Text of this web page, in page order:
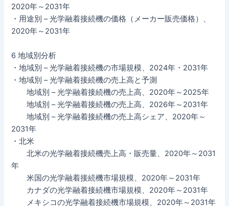
2020年～2031年
・用途別 – 光学融着接続機の価格（メーカー販売価格）、
2020年～2031年
6 地域別分析
・地域別 – 光学融着接続機の市場規模、2024年・2031年
・地域別 – 光学融着接続機の売上高と予測
地域別 – 光学融着接続機の売上高、2020年～2025年
地域別 – 光学融着接続機の売上高、2026年～2031年
地域別 – 光学融着接続機の売上高シェア、2020年～
2031年
・北米
北米の光学融着接続機売上高・販売量、2020年～2031
年
米国の光学融着接続機市場規模、2020年～2031年
カナダの光学融着接続機市場規模、2020年～2031年
メキシコの光学融着接続機市場規模、2020年～2031年